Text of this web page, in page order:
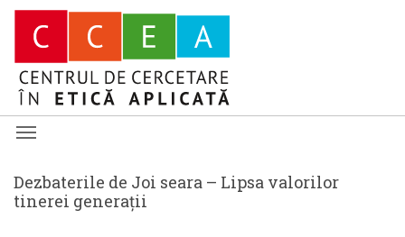
Dezbaterile de Joi seara – Lipsa valorilor
tinerei generații